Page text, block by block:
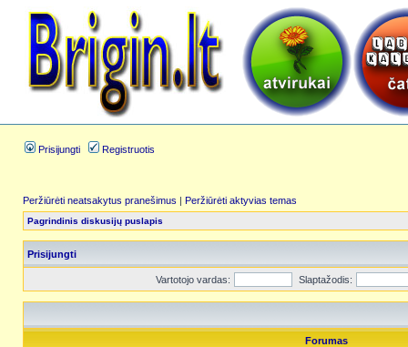
Prisijungti Registruotis
Peržiūrėti neatsakytus pranešimus | Peržiūrėti aktyvias temas
Pagrindinis diskusijų puslapis
Prisijungti
Vartotojo vardas: Slaptažodis:
Forumas